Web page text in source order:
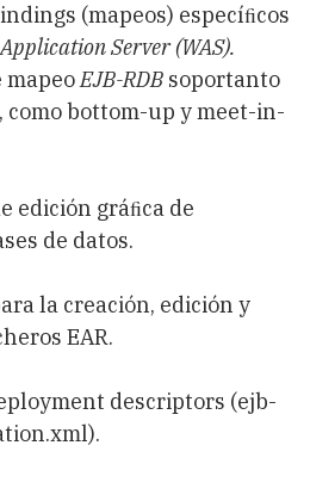
(mapeos) especíﬁcos
Server (WAS).
EJB-RDB soportanto
bottom-up y meet-in-
edición gráﬁca de
de datos.
la creación, edición y
EAR.
descriptors (ejb-